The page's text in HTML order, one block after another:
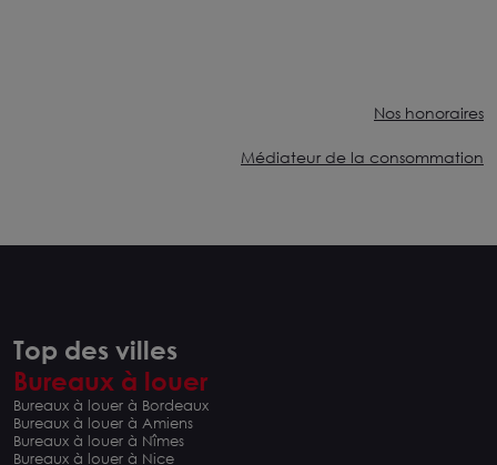
Nos honoraires
Médiateur de la consommation
Top des villes
Bureaux à louer
Bureaux à louer à Bordeaux
Bureaux à louer à Amiens
Bureaux à louer à Nîmes
Bureaux à louer à Nice